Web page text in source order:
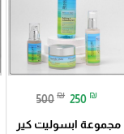
500 ₪ 250 ₪
مجموعة ابسوليت كير